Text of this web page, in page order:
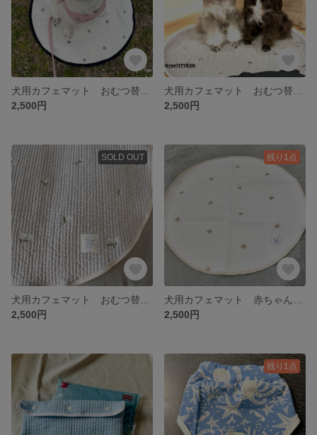
2,500円
2,500円
SOLD OUT
2,500円
残り1点
2,500円
残り1点